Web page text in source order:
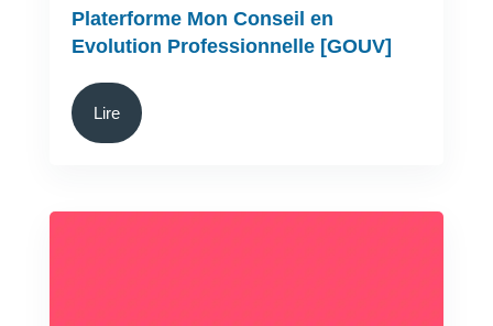
Platerforme Mon Conseil en
Evolution Professionnelle [GOUV]
Lire